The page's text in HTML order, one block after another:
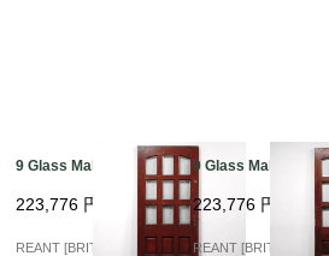
9 Glass Mahogany
223,776 円
REANT [BRITISH VINTA
9 Glass Mahogany
223,776 円
REANT [BRITISH